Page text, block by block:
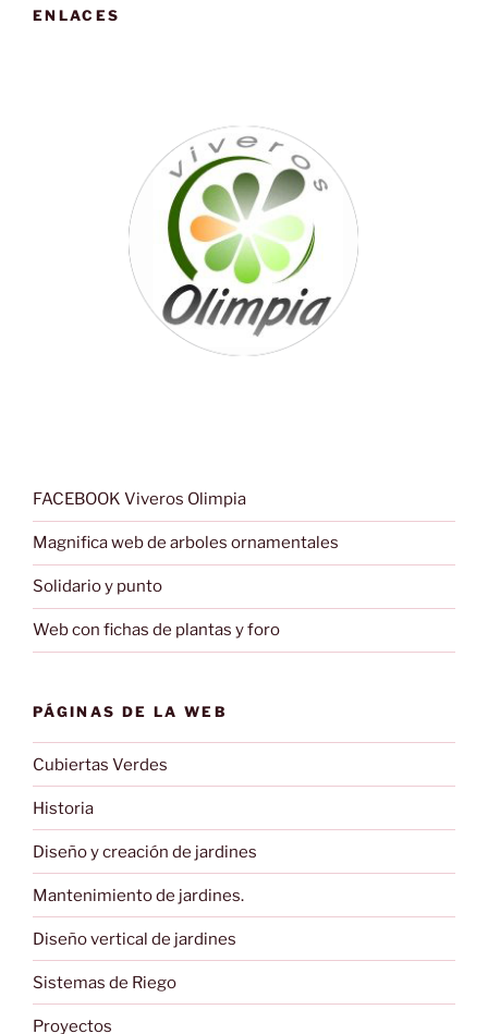
ENLACES
FACEBOOK Viveros Olimpia
Magnifica web de arboles ornamentales
Solidario y punto
Web con fichas de plantas y foro
PÁGINAS DE LA WEB
Cubiertas Verdes
Historia
Diseño y creación de jardines
Mantenimiento de jardines.
Diseño vertical de jardines
Sistemas de Riego
Proyectos